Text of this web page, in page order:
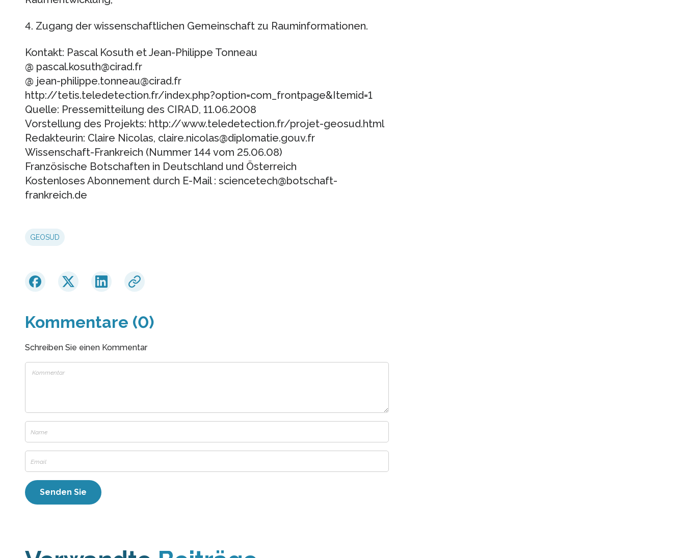
4. Zugang der wissenschaftlichen Gemeinschaft zu Rauminformationen.
Kontakt: Pascal Kosuth et Jean-Philippe Tonneau
@ pascal.kosuth@cirad.fr
@ jean-philippe.tonneau@cirad.fr
http://tetis.teledetection.fr/index.php?option=com_frontpage&Itemid=1
Quelle: Pressemitteilung des CIRAD, 11.06.2008
Vorstellung des Projekts: http://www.teledetection.fr/projet-geosud.html
Redakteurin: Claire Nicolas, claire.nicolas@diplomatie.gouv.fr
Wissenschaft-Frankreich (Nummer 144 vom 25.06.08)
Französische Botschaften in Deutschland und Österreich
Kostenloses Abonnement durch E-Mail : sciencetech@botschaft-
frankreich.de
GEOSUD
Kommentare (0)
Schreiben Sie einen Kommentar